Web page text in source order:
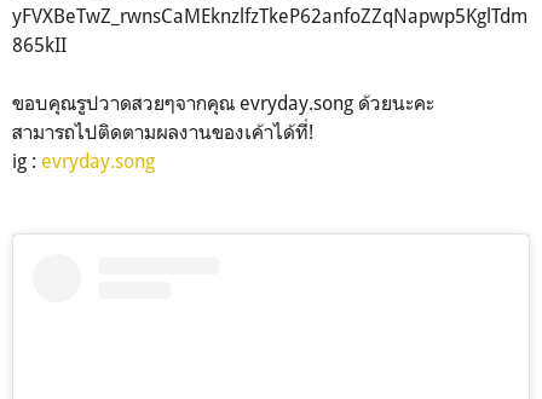
yFVXBeTwZ_rwnsCaMEknzlfzTkeP62anfoZZqNapwp5KglTdm
865kII
ขอบคุณรูปวาดสวยๆจากคุณ evryday.song ด้วยนะคะ
สามารถไปติดตามผลงานของเค้าได้ที่!
ig : evryday.song